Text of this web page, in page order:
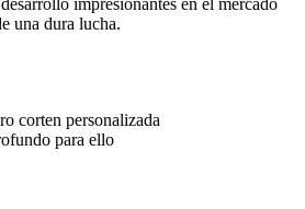
una dura lucha.
corten personalizada
para ello